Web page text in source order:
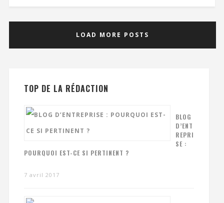
LOAD MORE POSTS
TOP DE LA RÉDACTION
BLOG
D’ENT
REPRI
SE :
POURQUOI EST-CE SI PERTINENT ?
7 avril 2017